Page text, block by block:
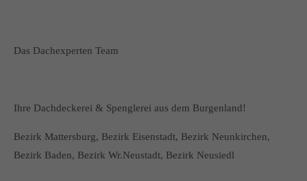
Das Dachexperten Team
Ihre Dachdeckerei & Spenglerei aus dem Burgenland!
Bezirk Mattersburg, Bezirk Eisenstadt, Bezirk Neunkirchen,
Bezirk Baden, Bezirk Wr.Neustadt, Bezirk Neusiedl